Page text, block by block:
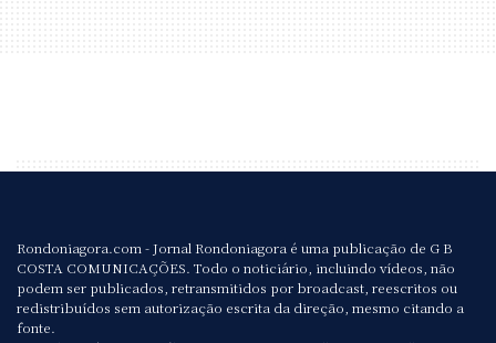
Rondoniagora.com - Jornal Rondoniagora é uma publicação de G B
COSTA COMUNICAÇÕES. Todo o noticiário, incluindo vídeos, não
podem ser publicados, retransmitidos por broadcast, reescritos ou
redistribuídos sem autorização escrita da direção, mesmo citando a
fonte.